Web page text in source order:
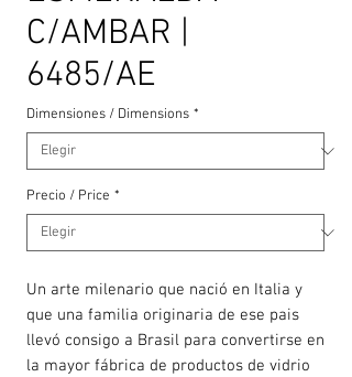
C/AMBAR |
6485/AE
Dimensiones / Dimensions *
Precio / Price *
Un arte milenario que nació en Italia y
que una familia originaria de ese pais
llevó consigo a Brasil para convertirse en
la mayor fábrica de productos de vidrio